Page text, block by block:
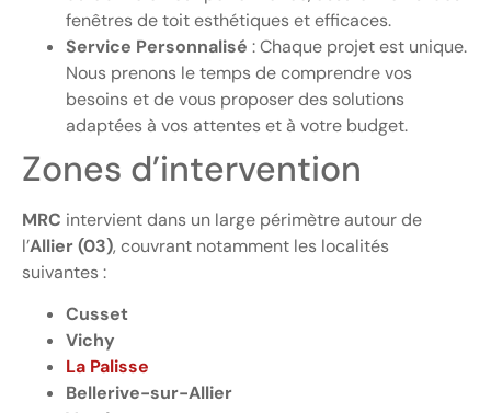
fenêtres de toit esthétiques et efficaces.
Service Personnalisé : Chaque projet est unique.
Nous prenons le temps de comprendre vos
besoins et de vous proposer des solutions
adaptées à vos attentes et à votre budget.
Zones d’intervention
MRC intervient dans un large périmètre autour de
l’Allier (03), couvrant notamment les localités
suivantes :
Cusset
Vichy
La Palisse
Bellerive-sur-Allier